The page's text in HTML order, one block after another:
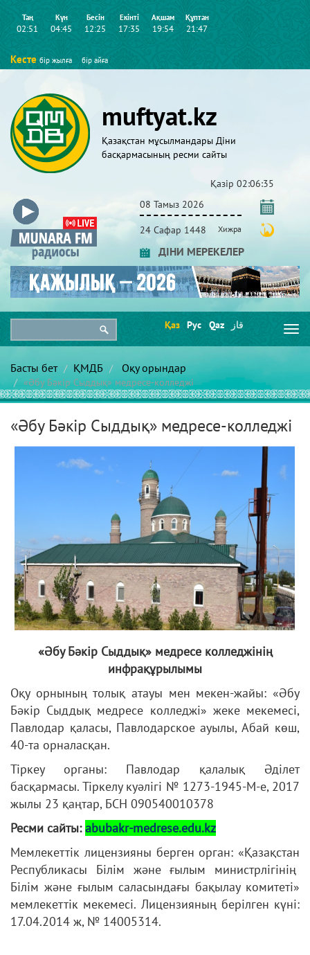
Таң
02:51
Күн
04:45
Бесін
12:25
Екінті
17:35
Ақшам
19:54
Құптан
21:47
Кесте бір жылға бір айға
muftyat.kz
Қазақстан мұсылмандары Діни
басқармасының ресми сайты
Қазір 02:06:36
08 Тамыз 2026
24 Сафар 1448 Хижра
ДІНИ МЕРЕКЕЛЕР
Қаз Рус Qaz قاز
Басты бет ҚМДБ Оқу орындар
«Әбу Бәкір Сыддық» медресе-колледжі
«Әбу Бәкір Сыддық» медресе-колледжі
«Әбу Бәкір Сыддық» медресе колледжінің
инфрақұрылымы
Оқу орнының толық атауы мен мекен-жайы: «Әбу
Бәкір Сыддық медресе колледжі» жеке мекемесі,
Павлодар қаласы, Павлодарское ауылы, Абай көш,
40-та орналасқан.
Тіркеу органы: Павлодар қалалық Әділет
басқармасы. Тіркелу куәлігі № 1273-1945-М-е, 2017
жылы 23 қаңтар, БСН 090540010378
Ресми сайты:abubakr-medrese.edu.kz
Мемлекеттік лицензияны берген орган: «Қазақстан
Республикасы Білім және ғылым министрлігінің
Білім және ғылым саласындағы бақылау комитеті»
мемлекеттік мекемесі. Лицензияның берілген күні:
17.04.2014 ж, № 14005314.